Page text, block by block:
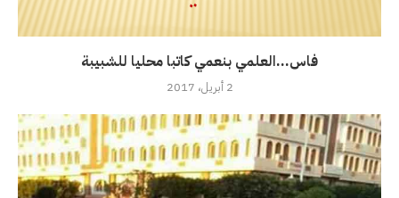
فاس…العلمي بنعمي كاتبا محليا للشبيبة
2 أبريل، 2017